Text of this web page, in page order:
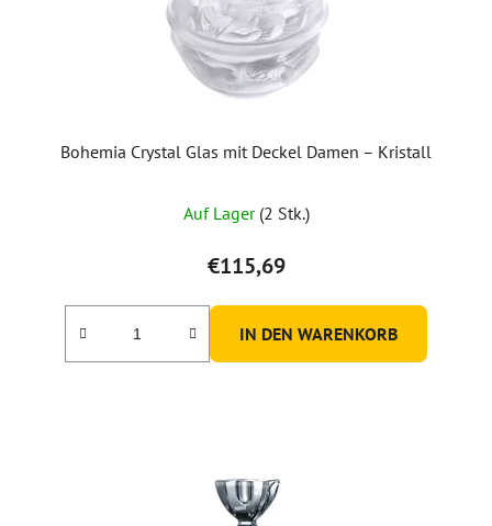
Bohemia Crystal Glas mit Deckel Damen – Kristall
Auf Lager (2 Stk.)
€115,69
IN DEN WARENKORB